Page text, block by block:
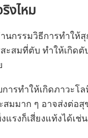
งไหม
นกรรมวิธีการทำให้
ะสมที่ตับ ทำให้เกิดตั
ารทำให้เกิดภาวะโ
มมาก ๆ อาจส่งต่อ
รงก็เสี่ยงแท้งได้เช่